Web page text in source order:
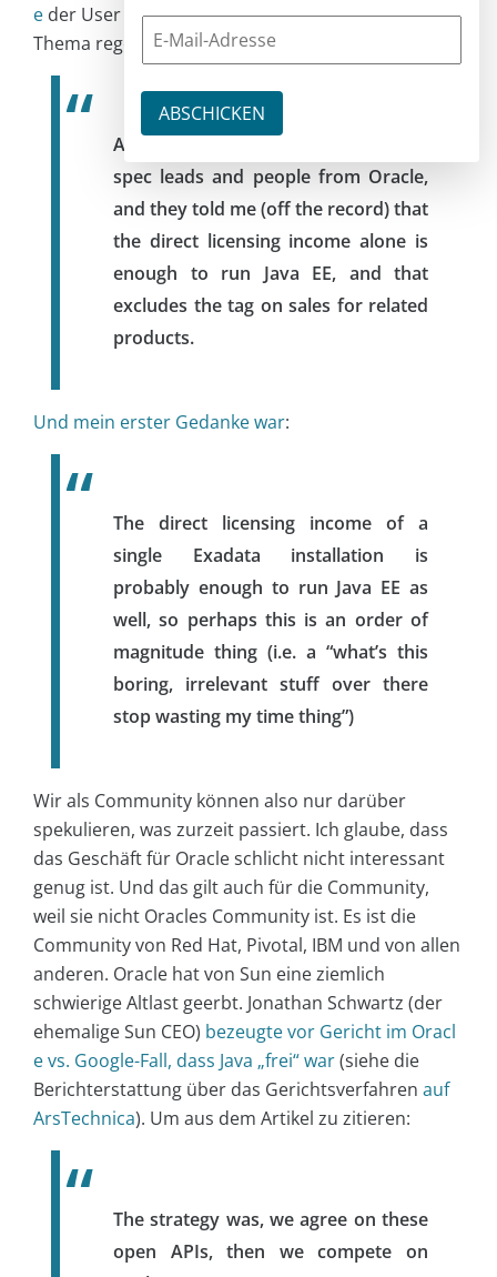
e der User thesystemx, der dieses
Thema regelmäßig kommentiert:
At last Devoxx I spoke to several
spec leads and people from Oracle,
and they told me (off the record) that
the direct licensing income alone is
enough to run Java EE, and that
excludes the tag on sales for related
products.
Und mein erster Gedanke war:
The direct licensing income of a
single Exadata installation is
probably enough to run Java EE as
well, so perhaps this is an order of
magnitude thing (i.e. a “what’s this
boring, irrelevant stuff over there
stop wasting my time thing”)
Wir als Community können also nur darüber
spekulieren, was zurzeit passiert. Ich glaube, dass
das Geschäft für Oracle schlicht nicht interessant
genug ist. Und das gilt auch für die Community,
weil sie nicht Oracles Community ist. Es ist die
Community von Red Hat, Pivotal, IBM und von allen
anderen. Oracle hat von Sun eine ziemlich
schwierige Altlast geerbt. Jonathan Schwartz (der
ehemalige Sun CEO) bezeugte vor Gericht im Oracl
e vs. Google-Fall, dass Java „frei“ war(siehe die
Berichterstattung über das Gerichtsverfahren auf
ArsTechnica). Um aus dem Artikel zu zitieren:
The strategy was, we agree on these
open APIs, then we compete on